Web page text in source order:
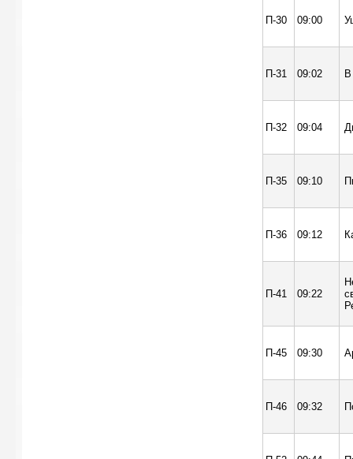
П-30 09:00
П-31 09:02
П-32 09:04
П-35 09:10
П-36 09:12
П-41 09:22
П-45 09:30
П-46 09:32